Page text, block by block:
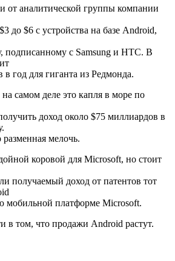
от аналитической группы компании
до $6 с устройства на базе Android,
подписанному с Samsung и HTC. В
год для гиганта из Редмонда.
самом деле это капля в море по
доход около $75 миллиардов в
мелочь.
коровой для Microsoft, но стоит
получаемый доход от патентов тот
мобильной платформе Microsoft.
в том, что продажи Android растут.